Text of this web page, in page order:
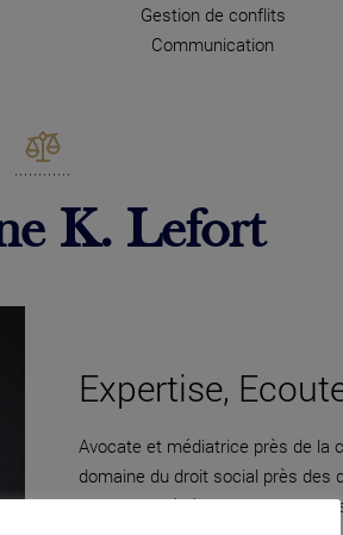
Gestion de conflits
Communication
K. Lefort
Expertise,
Avocate et médiatrice près de la
domaine du droit social près des
directions générales et des